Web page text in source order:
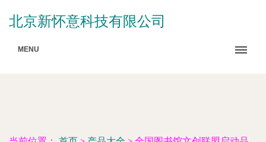
北京新怀意科技有限公司
MENU